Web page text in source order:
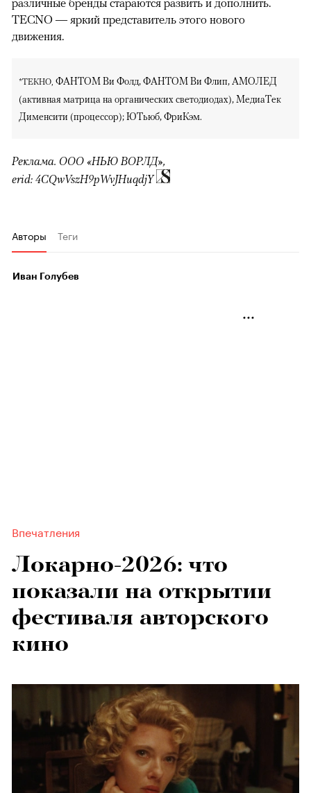
TECNO — яркий представитель этого нового
движения.
*ТЕКНО, ФАНТОМ Ви Фолд, ФАНТОМ Ви Флип, АМОЛЕД
(активная матрица на органических светодиодах), МедиаТек
Дименсити (процессор); ЮТьюб, ФриКэм.
Реклама. ООО «НЬЮ ВОРЛД»,
erid: 4CQwVszH9pWvJHuqdjY
Авторы Теги
Иван Голубев
Впечатления
Локарно-2026: что
показали на открытии
фестиваля авторского
кино